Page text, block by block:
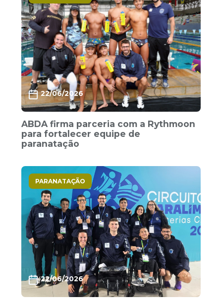
22/06/2026
ABDA firma parceria com a Rythmoon
para fortalecer equipe de
paranatação
PARANATAÇÃO
22/06/2026